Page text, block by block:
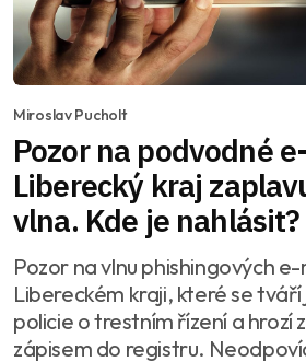
Miroslav Pucholt
Pozor na podvodné
Liberecký kraj
vlna. Kde je nahlásit?
Pozor na vlnu phishingových e-
Libereckém kraji, které se
policie o trestním řízení a hrozí
zápisem do registru.